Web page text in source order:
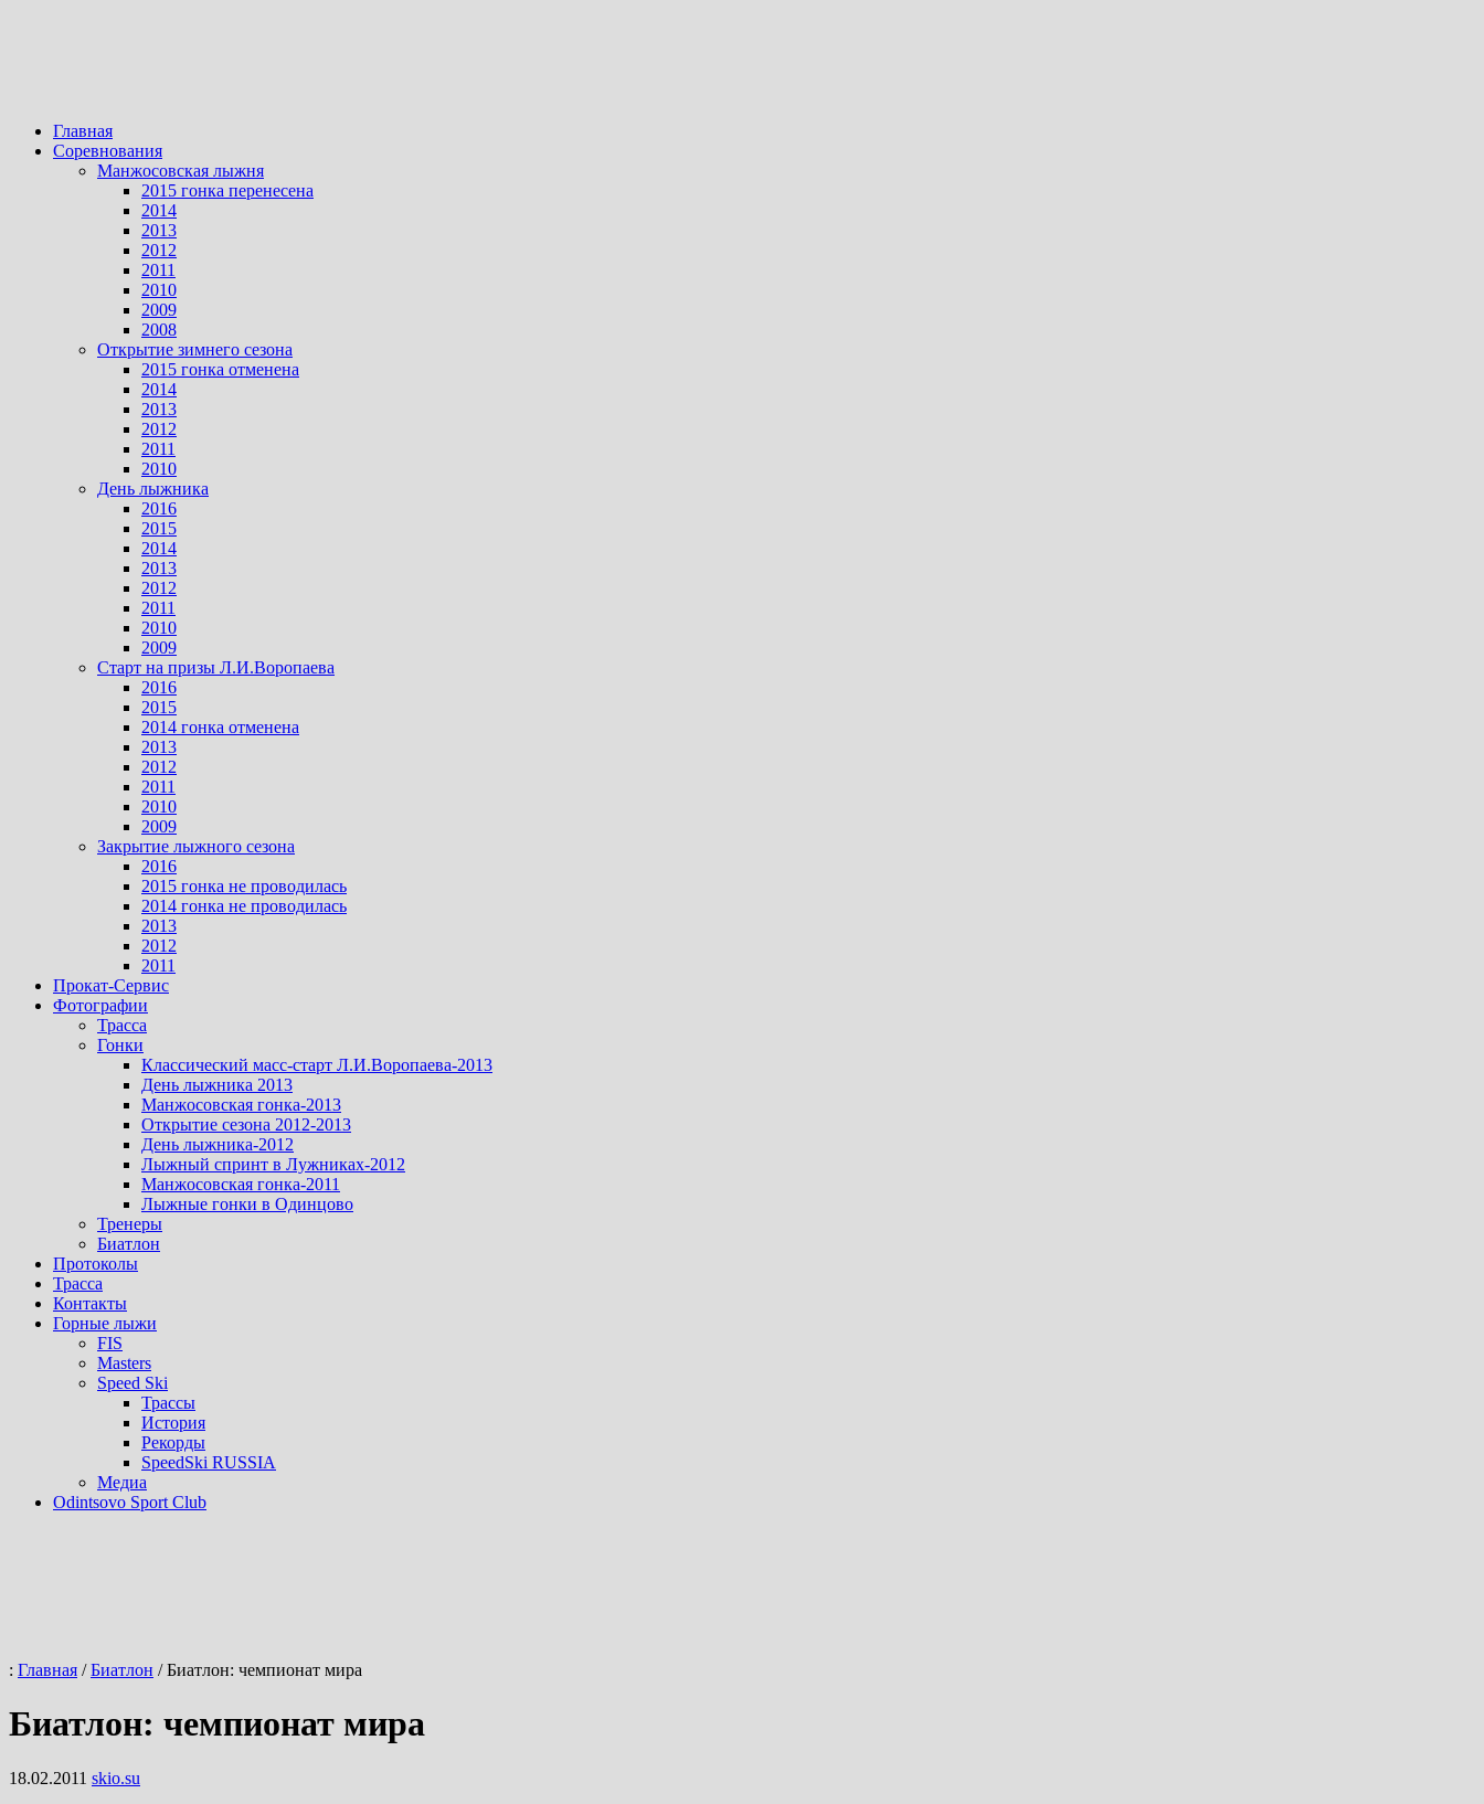
Главная
Соревнования
Манжосовская лыжня
2015 гонка перенесена
2014
2013
2012
2011
2010
2009
2008
Открытие зимнего сезона
2015 гонка отменена
2014
2013
2012
2011
2010
День лыжника
2016
2015
2014
2013
2012
2011
2010
2009
Старт на призы Л.И.Воропаева
2016
2015
2014 гонка отменена
2013
2012
2011
2010
2009
Закрытие лыжного сезона
2016
2015 гонка не проводилась
2014 гонка не проводилась
2013
2012
2011
Прокат-Сервис
Фотографии
Трасса
Гонки
Классический масс-старт Л.И.Воропаева-2013
День лыжника 2013
Манжосовская гонка-2013
Открытие сезона 2012-2013
День лыжника-2012
Лыжный спринт в Лужниках-2012
Манжосовская гонка-2011
Лыжные гонки в Одинцово
Тренеры
Биатлон
Протоколы
Трасса
Контакты
Горные лыжи
FIS
Masters
Speed Ski
Трассы
История
Рекорды
SpeedSki RUSSIA
Медиа
Odintsovo Sport Club
: Главная / Биатлон /Биатлон: чемпионат мира
Биатлон: чемпионат мира
18.02.2011 skio.su